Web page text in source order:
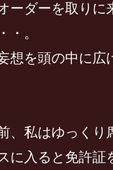
ーダーを取り
・。
を頭の中に広
私はゆっくり
入ると免許証